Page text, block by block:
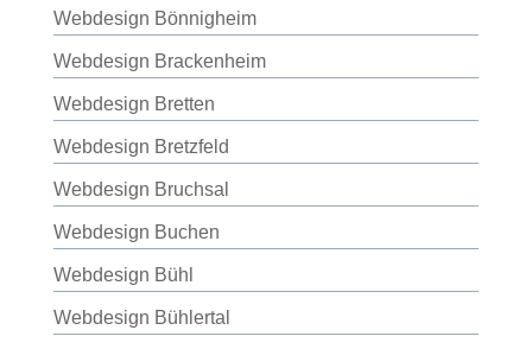
Webdesign Bönnigheim
Webdesign Brackenheim
Webdesign Bretten
Webdesign Bretzfeld
Webdesign Bruchsal
Webdesign Buchen
Webdesign Bühl
Webdesign Bühlertal